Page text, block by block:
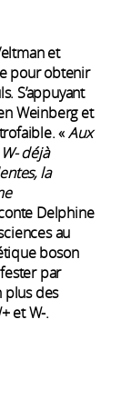
et
pour obtenir
S’appuyant
Weinberg et
«Aux
déjà
la
Delphine
au
boson
par
plus des
et W-.